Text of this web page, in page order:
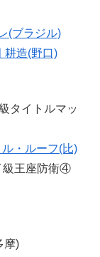
(ブラジル)
耕造(野口)
タイトルマッ
ル・ルーフ(比)
級王座防衛④
摩)